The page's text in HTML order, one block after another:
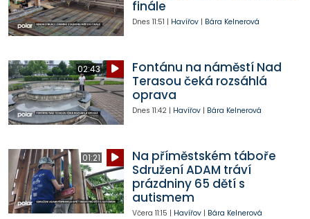
finále
Dnes 11:51 | Havířov| Bára Kelnerová
02:43
Fontánu na náměstí Nad
Terasou čeká rozsáhlá
oprava
Dnes 11:42| Havířov| Bára Kelnerová
01:21
Na příměstském táboře
Sdružení ADAM tráví
prázdniny 65 dětí s
autismem
Včera 11:15 | Havířov| Bára Kelnerová